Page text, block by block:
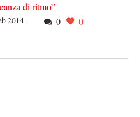
di ritmo”
subito, a 0 0
2014